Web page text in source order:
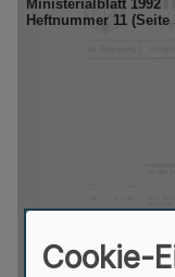
Cookie-